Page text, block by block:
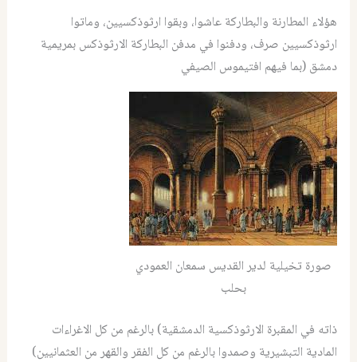
هؤلاء المطارنة والبطاركة عاشوا، وبقوا ارثوذكسيين، وماتوا
ارثوذكسيين صرف، ودفنوا في مدفن البطاركة الارثوذكس بمريمية
دمشق (بما فيهم افتيموس الصيفي
صورة تخيلية لدير القديس سمعان العمودي
بحلب
ذاته في المقبرة الارثوذكسية الدمشقية) بالرغم من كل الاغراءات
المادية التبشيرية وصمدوا بالرغم من كل الفقر والقهر من العثمانيين)